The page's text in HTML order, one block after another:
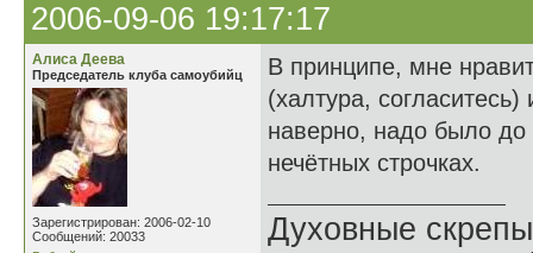
2006-09-06 19:17:17
Алиса Деева
Председатель клуба самоубийц
Зарегистрирован: 2006-02-10
Сообщений: 20033
В принципе, мне
(халтура,
наверно, надо было до
нечётных строчках.
Духовные